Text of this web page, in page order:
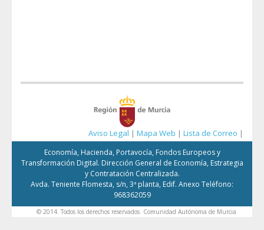
Aviso Legal | Mapa Web | Lista de Correo |
Economía, Hacienda, Portavocía, Fondos Europeos y
Transformación Digital. Dirección General de Economía, Estrategia
y Contratación Centralizada.
Avda. Teniente Flomesta, s/n, 3ª planta, Edif. Anexo Teléfono:
968362059
© 2014. Todos los derechos reservados. Comunidad Autónoma de Murcia